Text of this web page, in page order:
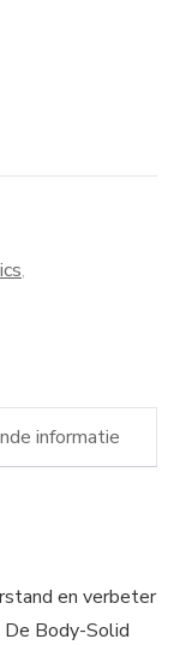
,
informatie
en verbeter
Body-Solid